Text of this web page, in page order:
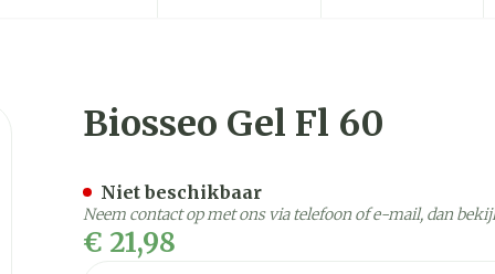
Biosseo Gel Fl 60
€ 21,98
Niet beschikbaar
Neem contact op met ons via telefoon of e-mail, dan